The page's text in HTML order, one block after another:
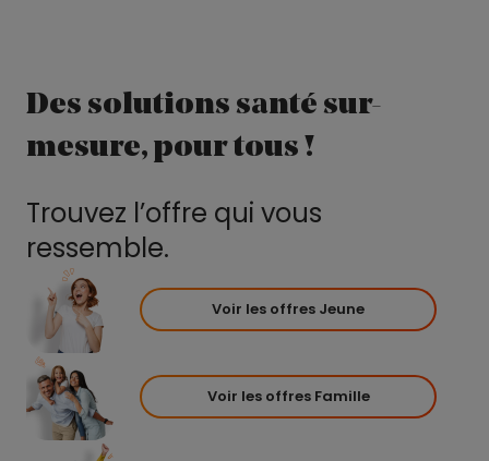
Des solutions santé sur-
mesure, pour tous !
Trouvez l’offre qui vous
ressemble.
Voir les offres Jeune
Voir les offres Famille